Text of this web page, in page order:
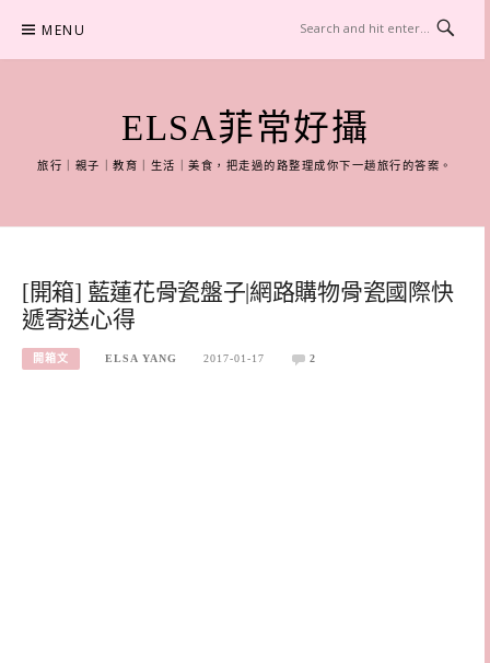
content
MENU
ELSA菲常好攝
旅行｜親子｜教育｜生活｜美食，把走過的路整理成你下一趟旅行的答案。
[開箱] 藍蓮花骨瓷盤子|網路購物骨瓷國際快
遞寄送心得
開箱文 ELSA YANG 2017-01-17 2